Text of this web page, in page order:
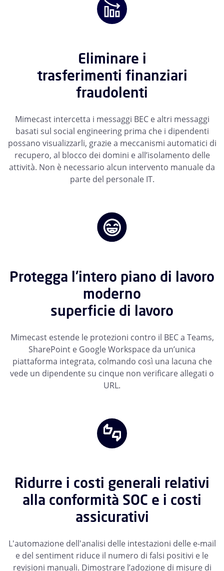
Eliminare i
trasferimenti finanziari
fraudolenti
Mimecast intercetta i messaggi BEC e altri messaggi
basati sul social engineering prima che i dipendenti
possano visualizzarli, grazie a meccanismi automatici di
recupero, al blocco dei domini e all’isolamento delle
attività. Non è necessario alcun intervento manuale da
parte del personale IT.
Protegga l'intero piano di lavoro
moderno
superficie di lavoro
Mimecast estende le protezioni contro il BEC a Teams,
SharePoint e Google Workspace da un’unica
piattaforma integrata, colmando così una lacuna che
vede un dipendente su cinque non verificare allegati o
URL.
Ridurre i costi generali relativi
alla conformità SOC e i costi
assicurativi
L'automazione dell'analisi delle intestazioni delle e-mail
e del sentiment riduce il numero di falsi positivi e le
revisioni manuali. Dimostrare l’adozione di misure di